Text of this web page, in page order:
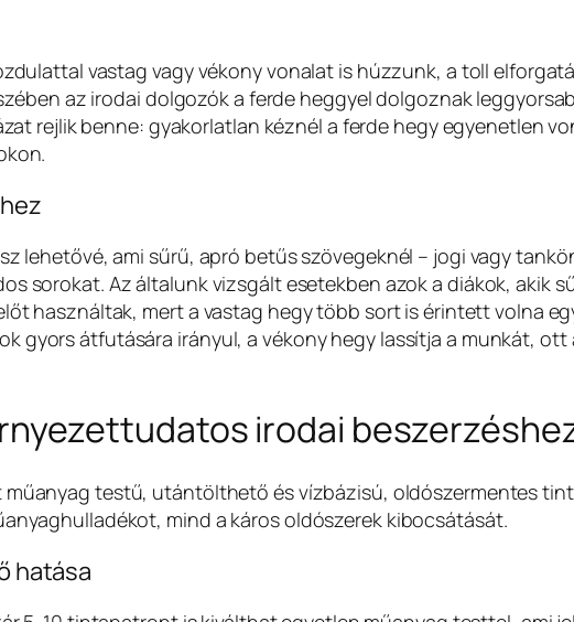
vastag vagy vékony vonalat is húzzunk, a toll
az irodai dolgozók a ferde heggyel dolgoznak
rejlik benne: gyakorlatlan kéznél a ferde hegy egyenetlen
lehetővé, ami sűrű, apró betűs szövegeknél – jogi vagy
sorokat. Az általunk vizsgált esetekben azok a diákok, akik
használtak, mert a vastag hegy több sort is érintett volna
gyors átfutására irányul, a vékony hegy lassítja a munkát,
irodai
testű, utántölthető és vízbázisú, oldószermentes
mind a káros oldószerek kibocsátását.
hatása